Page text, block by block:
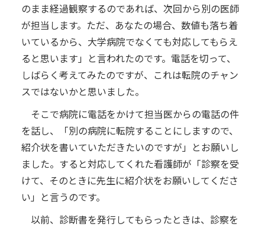
のまま経過観察するのであれば、次回から別の医師
が担当します。ただ、あなたの場合、数値も落ち着
いているから、大学病院でなくても対応してもらえ
ると思います」と言われたのです。電話を切って、
しばらく考えてみたのですが、これは転院のチャン
スではないかと思いました。
そこで病院に電話をかけて担当医からの電話の件
を話し、「別の病院に転院することにしますので、
紹介状を書いていただきたいのですが」とお願いし
ました。すると対応してくれた看護師が「診察を受
けて、そのときに先生に紹介状をお願いしてくださ
い」と言うのです。
以前、診断書を発行してもらったときは、診察を